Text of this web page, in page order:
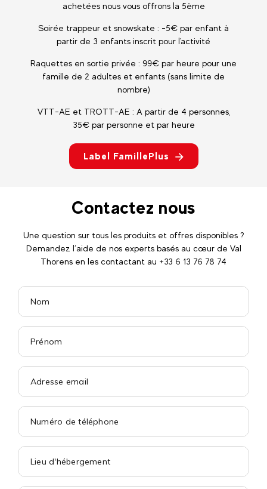
achetées nous vous offrons la 5ème
Soirée trappeur et snowskate : -5€ par enfant à
partir de 3 enfants inscrit pour l'activité
Raquettes en sortie privée : 99€ par heure pour une
famille de 2 adultes et enfants (sans limite de
nombre)
VTT-AE et TROTT-AE : A partir de 4 personnes,
35€ par personne et par heure
Label FamillePlus
Contactez nous
Une question sur tous les produits et offres disponibles ?
Demandez l’aide de nos experts basés au cœur de Val
Thorens en les contactant au +33 6 13 76 78 74